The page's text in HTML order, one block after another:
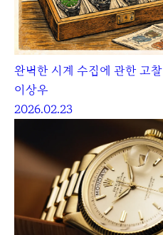
완벽한 시계 수집에 관한 고찰
이상우
2026.02.23